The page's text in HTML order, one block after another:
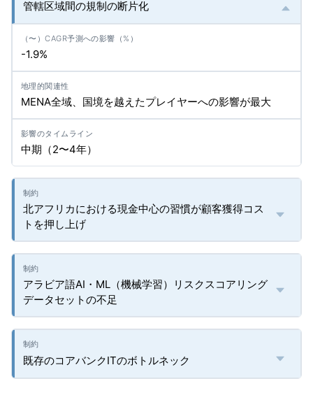
管轄区域間の規制の断片化
-1.9%
MENA全域、国境を越えたプレイヤーへの影響が最大
中期（2〜4年）
北アフリカにおける現金中心の習慣が顧客獲得コス
トを押し上げ
アラビア語AI・ML（機械学習）リスクスコアリング
データセットの不足
既存のコアバンクITのボトルネック